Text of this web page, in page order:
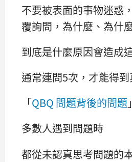
不要被表面的事物迷惑
覆詢問，為什麼、為什
到底是什麼原因會造成
通常連問5次，才能得
「QBQ 問題背後的問題
多數人遇到問題時
都從未認真思考問題的